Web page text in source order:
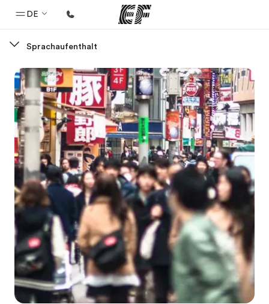
DE
Willkommen bei EF
Programme
Alle Programme ansehen
Büros
Büros in der Nähe
Über uns
Wer wir sind
Karriere
Teil des Teams werden
Sprachaufenthalt